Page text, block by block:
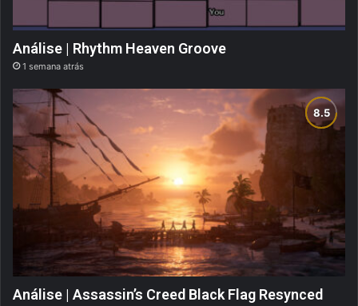
Análise | Rhythm Heaven Groove
1 semana atrás
Análise | Assassin’s Creed Black Flag Resynced